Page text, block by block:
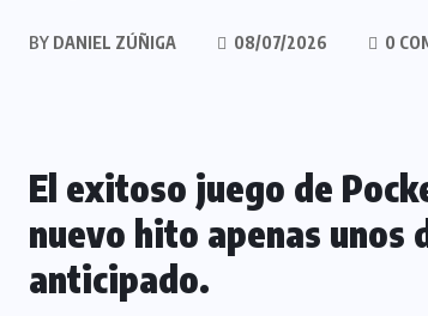
BY DANIEL ZÚÑIGA 08/07/2026 0
El exitoso juego de
nuevo hito apenas unos
anticipado.